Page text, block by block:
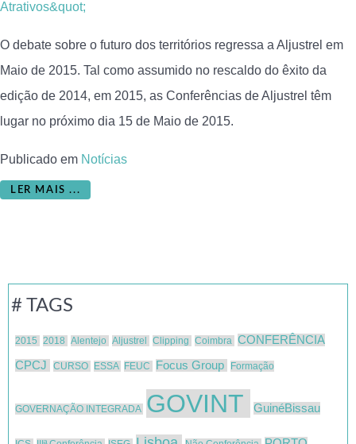
O debate sobre o futuro dos territórios regressa a Aljustrel em
Maio de 2015. Tal como assumido no rescaldo do êxito da
edição de 2014, em 2015, as Conferências de Aljustrel têm
lugar no próximo dia 15 de Maio de 2015.
Publicado em Notícias
LER MAIS ...
# TAGS
2015 2018 Alentejo Aljustrel Clipping Coimbra CONFERÊNCIA
CPCJ
CURSO ESSA FEUC Focus Group Formação
GOVERNAÇÃO INTEGRADA GOVINT GuinéBissau